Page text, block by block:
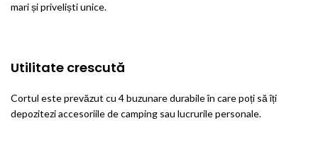
mari și priveliști unice.
Utilitate crescută
Cortul este prevăzut cu 4 buzunare durabile în care poți să îți
depozitezi accesoriile de camping sau lucrurile personale.